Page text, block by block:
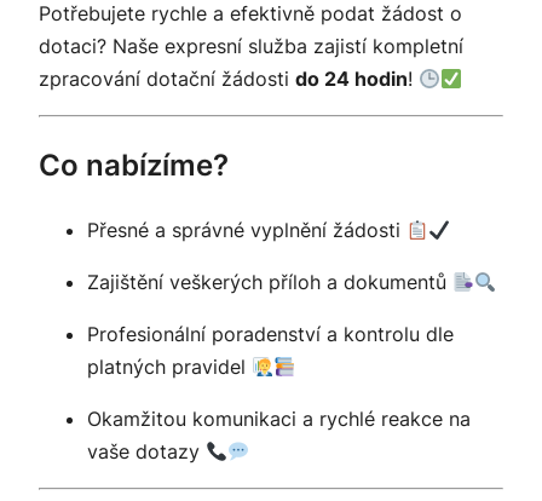
Potřebujete rychle a efektivně podat žádost o
dotaci? Naše expresní služba zajistí kompletní
zpracování dotační žádosti do 24 hodin!
Co nabízíme?
Přesné a správné vyplnění žádosti
Zajištění veškerých příloh a dokumentů
Profesionální poradenství a kontrolu dle
platných pravidel
Okamžitou komunikaci a rychlé reakce na
vaše dotazy